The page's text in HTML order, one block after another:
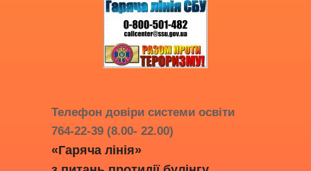
Телефон довіри системи освіти
764-22-39 (8.00- 22.00)
«Гаряча лінія»